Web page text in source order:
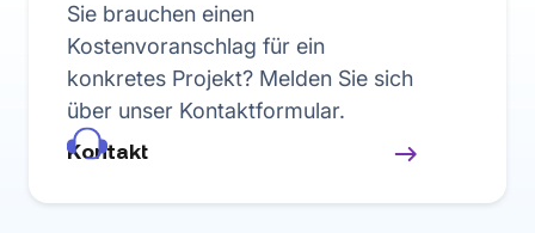
Sie brauchen einen
Kostenvoranschlag für ein
konkretes Projekt? Melden Sie sich
über unser Kontaktformular.
Kontakt